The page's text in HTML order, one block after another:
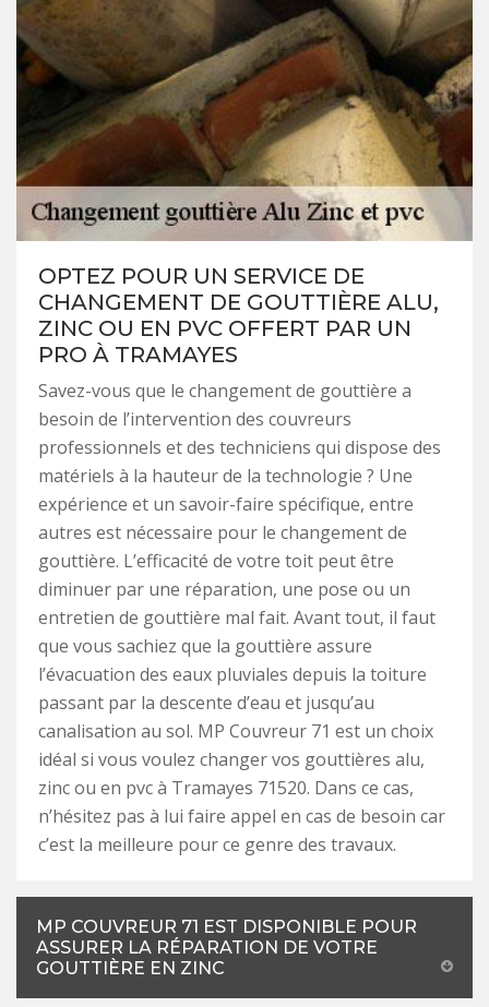
OPTEZ POUR UN SERVICE DE
CHANGEMENT DE GOUTTIÈRE ALU,
ZINC OU EN PVC OFFERT PAR UN
PRO À TRAMAYES
Savez-vous que le changement de gouttière a
besoin de l’intervention des couvreurs
professionnels et des techniciens qui dispose des
matériels à la hauteur de la technologie ? Une
expérience et un savoir-faire spécifique, entre
autres est nécessaire pour le changement de
gouttière. L’efficacité de votre toit peut être
diminuer par une réparation, une pose ou un
entretien de gouttière mal fait. Avant tout, il faut
que vous sachiez que la gouttière assure
l’évacuation des eaux pluviales depuis la toiture
passant par la descente d’eau et jusqu’au
canalisation au sol. MP Couvreur 71 est un choix
idéal si vous voulez changer vos gouttières alu,
zinc ou en pvc à Tramayes 71520. Dans ce cas,
n’hésitez pas à lui faire appel en cas de besoin car
c’est la meilleure pour ce genre des travaux.
MP COUVREUR 71 EST DISPONIBLE POUR
ASSURER LA RÉPARATION DE VOTRE
GOUTTIÈRE EN ZINC